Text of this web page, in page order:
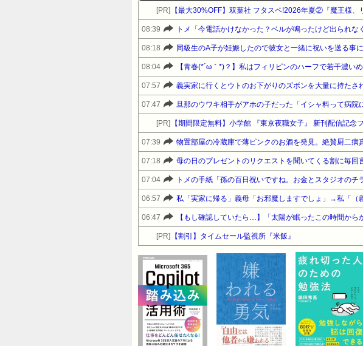
[PR] 【最大30%OFF】双葉社 フタスペ!2026年夏②『魔王様、
08:39 トメ「今電話かけなかった？ベルが鳴ったけど出られ
08:18
08:04
07:57 義実家に行くとウトのお下がりのズボンを大量に持た
07:47
[PR] 【期間限定無料】小学館 『東京夜職女子』 新刊配信記念
07:39 物置部屋の冷蔵庫で薄ピンクのお酒を発見。絶賛厨二
07:18
07:04
06:57
06:47
[PR] 【割引】タイムセール監視所『米飯』